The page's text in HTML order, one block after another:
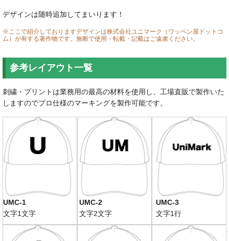
プリント加工
ユニフォームカタログ
HOME
デザインは随時追加してまいります！
※ここで紹介しておりますデザインは株式会社ユニマーク（ワッペン屋ドットコ
ム）が有する著作物です。無断で使用・転載・記載はご遠慮ください。
参考レイアウト一覧
刺繍・プリントは業務用の最高の材料を使用し、工場直販で製作いた
しますのでプロ仕様のマーキングを製作可能です。
UMC-1
文字1文字
UMC-2
文字2文字
UMC-3
文字1行